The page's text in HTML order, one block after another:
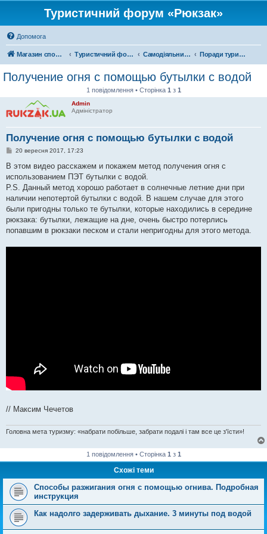
Туристичний форум «Рюкзак»
Допомога
Магазин спорядження Туристичний форум «Рюкзак» Самодіяльний туризм Поради туристам
Получение огня с помощью бутылки с водой
1 повідомлення • Сторінка 1 з 1
Admin
Адміністратор
Получение огня с помощью бутылки с водой
П
в
д
о
л
е
н
я
20 вересня 2017, 17:23
В этом видео расскажем и покажем метод получения огня с
использованием ПЭТ бутылки с водой.
P.S. Данный метод хорошо работает в солнечные летние дни при
наличии непотертой бутылки с водой. В нашем случае для этого
были пригодны только те бутылки, которые находились в середине
рюкзака: бутылки, лежащие на дне, очень быстро потерлись
попавшим в рюкзаки песком и стали непригодны для этого метода.
// Максим Чечетов
Головна мета туризму: «набрати побільше, забрати подалі і там все це з'їсти»!
1 повідомлення • Сторінка 1 з 1
Схожі теми
Способы разжигания огня с помощью огнива. Подробная
инструкция
Как надолго задерживать дыхание. 3 минуты под водой